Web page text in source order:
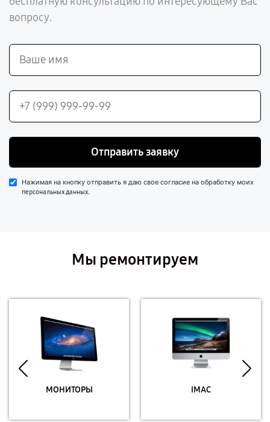
вопросу.
Отправить заявку
Нажимая на кнопку отправить я даю свое согласие на обработку моих
персональных данных.
Мы ремонтируем
МОНИТОРЫ IMAC